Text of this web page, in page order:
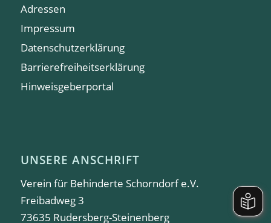
Adressen
Impressum
Datenschutzerklärung
Barrierefreiheitserklärung
Hinweisgeberportal
UNSERE ANSCHRIFT
Verein für Behinderte Schorndorf e.V.
Freibadweg 3
73635 Rudersberg-Steinenberg